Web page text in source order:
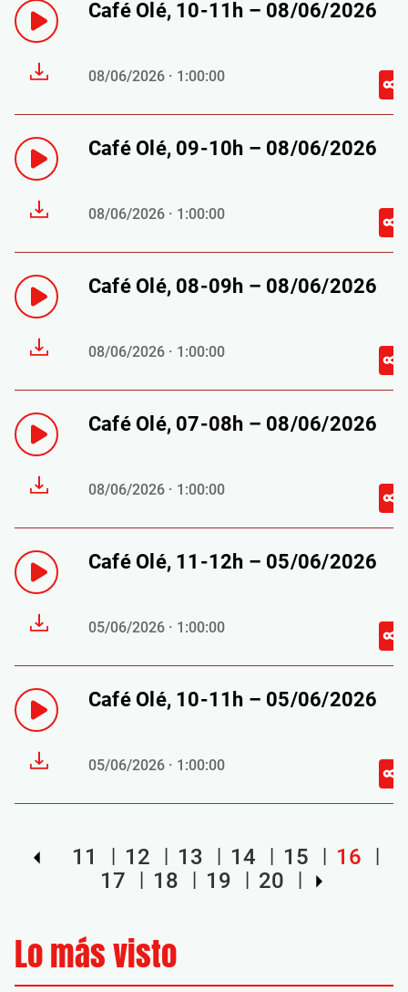
Café Olé, 10-11h – 08/06/2026
08/06/2026 · 1:00:00
Café Olé, 09-10h – 08/06/2026
08/06/2026 · 1:00:00
Café Olé, 08-09h – 08/06/2026
08/06/2026 · 1:00:00
Café Olé, 07-08h – 08/06/2026
08/06/2026 · 1:00:00
Café Olé, 11-12h – 05/06/2026
05/06/2026 · 1:00:00
Café Olé, 10-11h – 05/06/2026
05/06/2026 · 1:00:00
11 12 13 14 15
16
17
18 19 20
Lo más visto